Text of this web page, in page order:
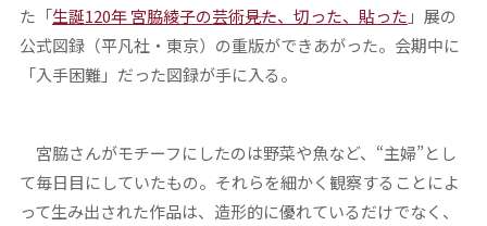
た「生誕120年 宮脇綾子の芸術――見た、切った、貼った 」展の
公式図録（平凡社・東京）の重版ができあがった。会期中に
「入手困難」だった図録が手に入る。
宮脇さんがモチーフにしたのは野菜や魚など、“主婦”とし
て毎日目にしていたもの。それらを細かく観察することによ
って生み出された作品は、造形的に優れているだけでなく、